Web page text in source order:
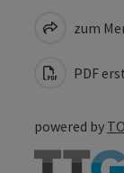
zum
PDF
powered by